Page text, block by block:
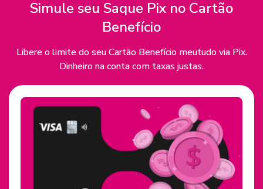
Simule seu Saque Pix no Cartão
Benefício
Libere o limite do seu Cartão Benefício meutudo via Pix.
Dinheiro na conta com taxas justas.